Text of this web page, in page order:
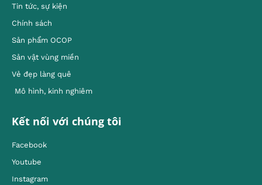
Tin tức, sự kiện
Chính sách
Sản phẩm OCOP
Sản vật vùng miền
Vẻ đẹp làng quê
Mô hình, kinh nghiêm
Kết nối với chúng tôi
Facebook
Youtube
Instagram